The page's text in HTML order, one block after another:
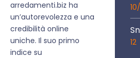
arredamenti.biz ha
un’autorevolezza e una
credibilità online
uniche. Il suo primo
indice su
12